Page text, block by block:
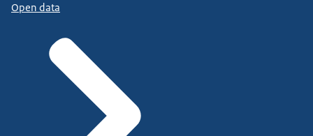
Open data